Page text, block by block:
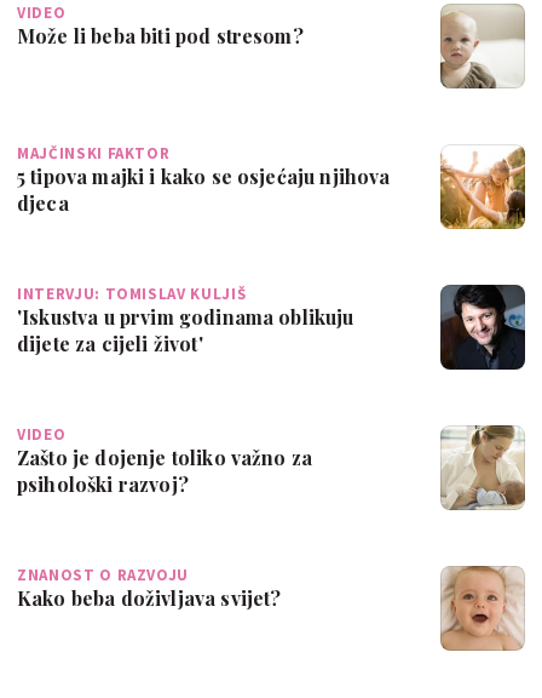
VIDEO
Može li beba biti pod stresom?
MAJČINSKI FAKTOR
5 tipova majki i kako se osjećaju njihova
djeca
INTERVJU: TOMISLAV KULJIŠ
'Iskustva u prvim godinama oblikuju
dijete za cijeli život'
VIDEO
Zašto je dojenje toliko važno za
psihološki razvoj?
ZNANOST O RAZVOJU
Kako beba doživljava svijet?